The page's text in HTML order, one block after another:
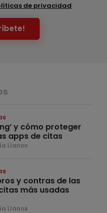
de privacidad
y cómo proteger
apps de citas
Llanos
y contras de las
más usadas
Llanos